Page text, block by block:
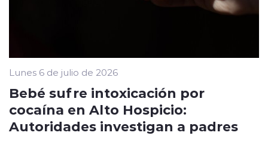
Lunes 6 de julio de 2026
Bebé sufre intoxicación por
cocaína en Alto Hospicio:
Autoridades investigan a padres